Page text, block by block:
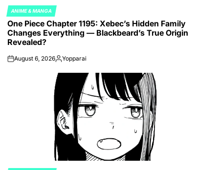
POSTED
IN
ANIME & MANGA
One Piece Chapter 1195: Xebec’s Hidden Family
Changes Everything — Blackbeard’s True Origin
Revealed?
onAugust 6, 2026Posted
Yopparai